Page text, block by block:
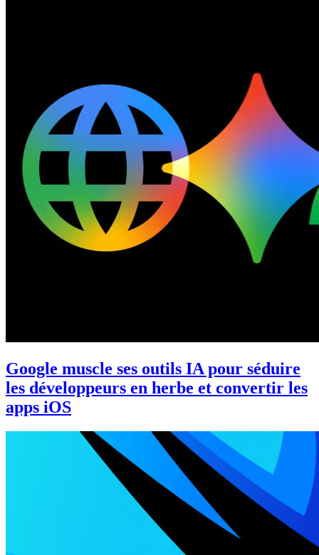
Google muscle ses outils IA pour séduire
les développeurs en herbe et convertir les
apps iOS